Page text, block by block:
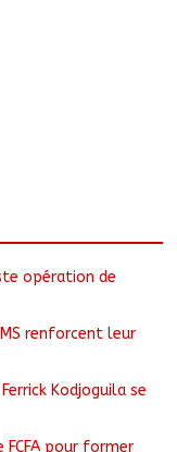
opération de
renforcent leur
Kodjoguila se
FCFA pour former